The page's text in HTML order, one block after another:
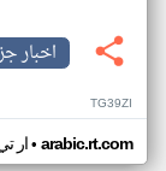
اخبار
TG39ZI
ار• arabic.rt.com